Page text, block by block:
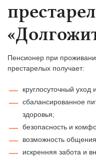
Пенсионер при
престарелых получает:
круглосуточный
сбалансированное
здоровья;
безопасность и
возможность
искренняя забота и